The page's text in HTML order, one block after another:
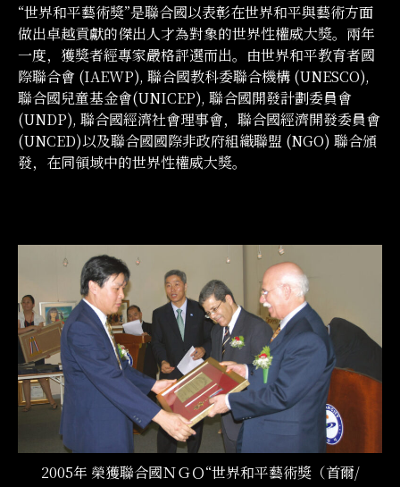
“世界和平藝術獎”是聯合國以表彰在世界和平與藝術方面
做出卓越貢獻的傑出人才為對象的世界性權威大獎。兩年
一度，獲獎者經專家嚴格評選而出。由世界和平教育者國
際聯合會 (IAEWP), 聯合國教科委聯合機構 (UNESCO),
聯合國兒童基金會(UNICEP), 聯合國開發計劃委員會
(UNDP), 聯合國經濟社會理事會，聯合國經濟開發委員會
(UNCED)以及聯合國國際非政府組織聯盟 (NGO) 聯合頒
發，在同領域中的世界性權威大獎。
2005年 榮獲聯合國ＮＧＯ“世界和平藝術獎（首爾/